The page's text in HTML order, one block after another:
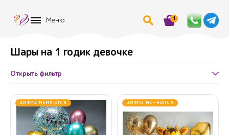
Меню 1
Шары на 1 годик девочке
Открыть фильтр
ЦИФРЫ МЕНЯЮТСЯ ЦИФРЫ МЕНЯЮТСЯ